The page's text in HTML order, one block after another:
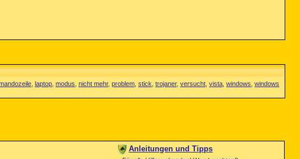
laptop modus nicht mehr, problem stick trojaner, versucht vista windows windows
Anleitungen und Tipps